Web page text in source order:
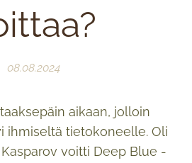
08.08.2024
aikaan, jolloin
ihmiseltä tietokoneelle. Oli
voitti Deep Blue -